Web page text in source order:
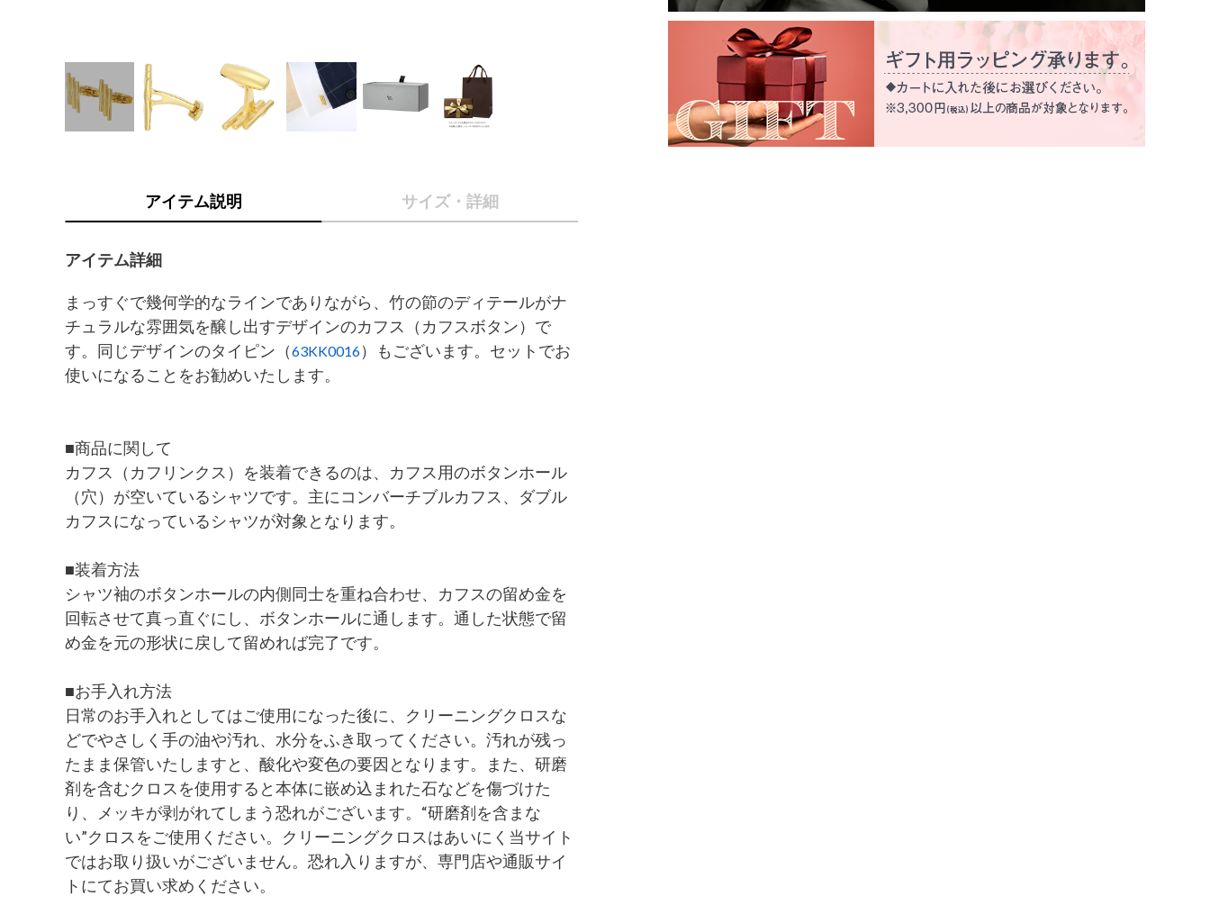
アイテム説明 サイズ・詳細
アイテム詳細
まっすぐで幾何学的なラインでありながら、竹の節のディテールがナ
チュラルな雰囲気を醸し出すデザインのカフス（カフスボタン）で
す。同じデザインのタイピン（63KK0016）もございます。セットでお
使いになることをお勧めいたします。
■商品に関して
カフス（カフリンクス）を装着できるのは、カフス用のボタンホール
（穴）が空いているシャツです。主にコンバーチブルカフス、ダブル
カフスになっているシャツが対象となります。
■装着方法
シャツ袖のボタンホールの内側同士を重ね合わせ、カフスの留め金を
回転させて真っ直ぐにし、ボタンホールに通します。通した状態で留
め金を元の形状に戻して留めれば完了です。
■お手入れ方法
日常のお手入れとしてはご使用になった後に、クリーニングクロスな
どでやさしく手の油や汚れ、水分をふき取ってください。汚れが残っ
たまま保管いたしますと、酸化や変色の要因となります。また、研磨
剤を含むクロスを使用すると本体に嵌め込まれた石などを傷づけた
り、メッキが剥がれてしまう恐れがございます。“研磨剤を含まな
い”クロスをご使用ください。クリーニングクロスはあいにく当サイト
ではお取り扱いがございません。恐れ入りますが、専門店や通販サイ
トにてお買い求めください。